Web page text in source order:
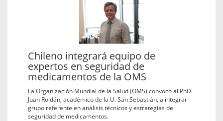
Chileno integrará equipo de
expertos en seguridad de
medicamentos de la OMS
La Organización Mundial de la Salud (OMS) convocó al PhD.
Juan Roldán, académico de la U. San Sebastián, a integrar
grupo referente en análisis técnicos y estrategias de
seguridad de medicamentos.